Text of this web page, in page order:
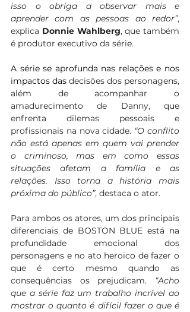
isso o obriga a observar mais e
aprender com as pessoas ao redor”,
explica Donnie Wahlberg, que também
é produtor executivo da série.
A série se aprofunda nas relações e nos
impactos das decisões dos personagens,
além de acompanhar o
amadurecimento de Danny, que
enfrenta dilemas pessoais e
profissionais na nova cidade. “O conflito
não está apenas em quem vai prender
o criminoso, mas em como essas
situações afetam a família e as
relações. Isso torna a história mais
próxima do público”, destaca o ator.
Para ambos os atores, um dos principais
diferenciais de BOSTON BLUE está na
profundidade emocional dos
personagens e no ato heroico de fazer o
que é certo mesmo quando as
consequências os prejudicam. “Acho
que a série faz um trabalho incrível ao
mostrar o quanto é difícil fazer o que é